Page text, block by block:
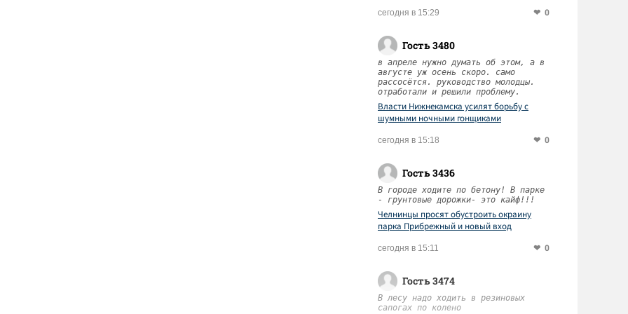
сегодня в 15:29 0
Гость 3480
в апреле нужно думать об этом, а в
августе уж осень скоро. само
рассосётся. руководство молодцы.
отработали и решили проблему.
Власти Нижнекамска усилят борьбу с
шумными ночными гонщиками
сегодня в 15:18 0
Гость 3436
В городе ходите по бетону! В парке
- грунтовые дорожки- это кайф!!!
Челнинцы просят обустроить окраину
парка Прибрежный и новый вход
сегодня в 15:11 0
Гость 3474
В лесу надо ходить в резиновых
сапогах по колено